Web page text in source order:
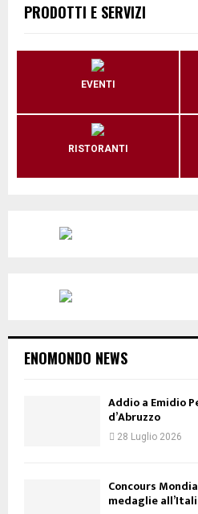
PRODOTTI E SERVIZI
EVENTI
RISTORANTI
ENOMONDO NEWS
Addio a Emidio
d’Abruzzo
28 Luglio 2026
Concours
medaglie